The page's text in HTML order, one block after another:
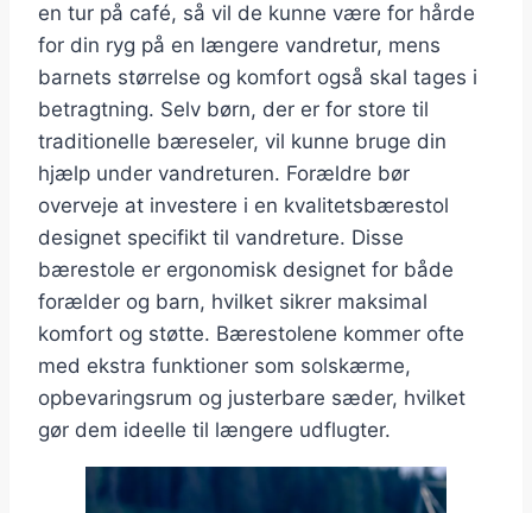
en tur på café, så vil de kunne være for hårde
for din ryg på en længere vandretur, mens
barnets størrelse og komfort også skal tages i
betragtning. Selv børn, der er for store til
traditionelle bæreseler, vil kunne bruge din
hjælp under vandreturen. Forældre bør
overveje at investere i en kvalitetsbærestol
designet specifikt til vandreture. Disse
bærestole er ergonomisk designet for både
forælder og barn, hvilket sikrer maksimal
komfort og støtte. Bærestolene kommer ofte
med ekstra funktioner som solskærme,
opbevaringsrum og justerbare sæder, hvilket
gør dem ideelle til længere udflugter.